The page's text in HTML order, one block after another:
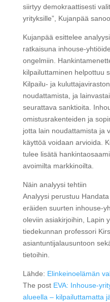
siirtyy demokraattisesti
yrityksille”, Kujanpää
Kujanpää esittelee
ratkaisuna inhouse-
ongelmiin.
kilpailuttaminen helpottuu
Kilpailu- ja
noudattamista, ja
seurattava sanktioita.
omistusrakenteiden ja
jotta lain noudattamista ja
käyttöä voidaan arvioida.
tulee lisätä
avoimilta markkinoilta.
Näin analyysi tehtiin
Analyysi perustuu
eräiden suurten inhouse-
oleviin asiakirjoihin, Lapin
tiedekunnan professori
asiantuntijalausuntoon
tietoihin.
Lähde: Elinkeinoelämän
The post EVA: Inhouse-
alueella – kilpailuttamatta